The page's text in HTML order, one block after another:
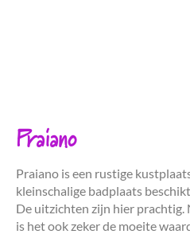
Praiano
Praiano is een rustige
kleinschalige badplaats
De uitzichten zijn hier prachtig.
is het ook zeker de moeite